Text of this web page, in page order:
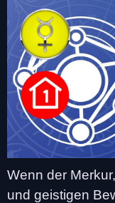
Wenn der
und geistigen